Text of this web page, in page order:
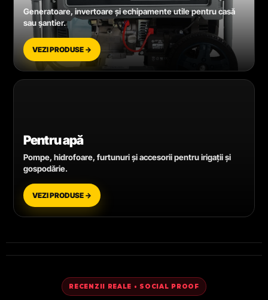
Generatoare, invertoare și echipamente utile pentru casă
sau șantier.
VEZI PRODUSE →
Pentru apă
Pompe, hidrofoare, furtunuri și accesorii pentru irigații și
gospodărie.
VEZI PRODUSE →
RECENZII REALE • SOCIAL PROOF